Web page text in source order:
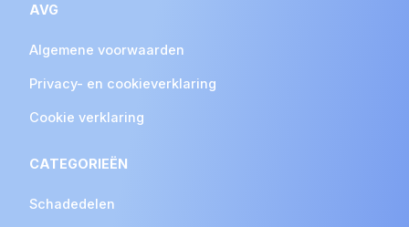
AVG
Algemene voorwaarden
Privacy- en cookieverklaring
Cookie verklaring
CATEGORIEËN
Schadedelen